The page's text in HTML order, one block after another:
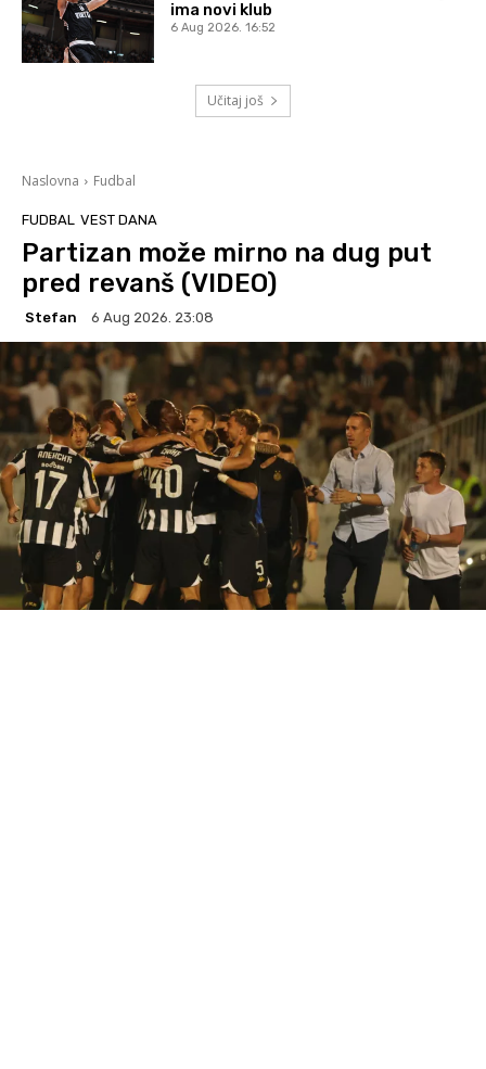
ima novi klub
6 Aug 2026. 16:52
Učitaj još